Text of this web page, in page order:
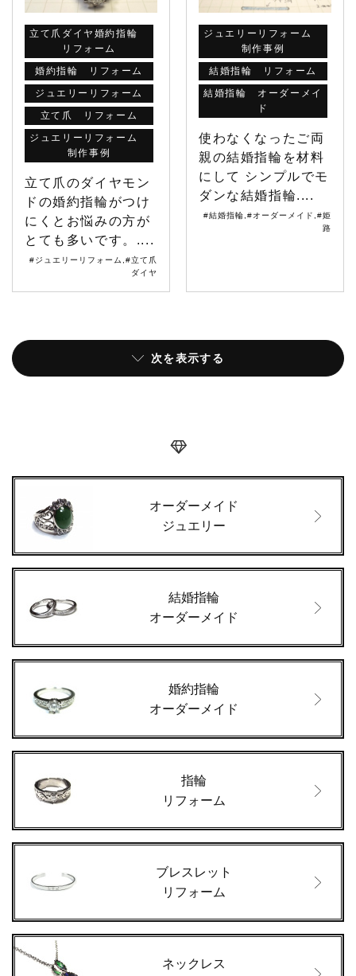
立て爪ダイヤ婚約指輪
リフォーム
婚約指輪 リフォーム
ジュエリーリフォーム
立て爪 リフォーム
ジュエリーリフォーム
制作事例
立て爪のダイヤモン
ドの婚約指輪がつけ
にくとお悩みの方が
とても多いです。....
#ジュエリーリフォーム #立て爪
ダイヤ
ジュエリーリフォーム
制作事例
結婚指輪 リフォーム
結婚指輪 オーダーメイ
ド
使わなくなったご両
親の結婚指輪を材料
にして シンプルでモ
ダンな結婚指輪....
#結婚指輪 #オーダーメイド #姫
路
次を表示する
オーダーメイド
ジュエリー
結婚指輪
オーダーメイド
婚約指輪
オーダーメイド
指輪
リフォーム
ブレスレット
リフォーム
ネックレス